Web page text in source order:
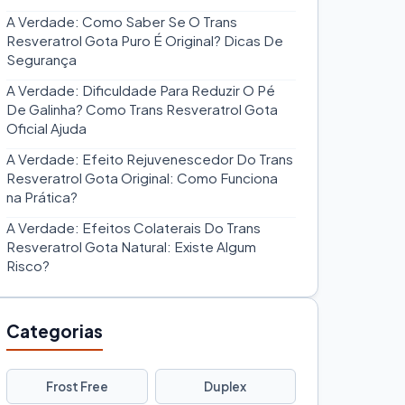
A Verdade: Como Saber Se O Trans
Resveratrol Gota Puro É Original? Dicas De
Segurança
A Verdade: Dificuldade Para Reduzir O Pé
De Galinha? Como Trans Resveratrol Gota
Oficial Ajuda
A Verdade: Efeito Rejuvenescedor Do Trans
Resveratrol Gota Original: Como Funciona
na Prática?
A Verdade: Efeitos Colaterais Do Trans
Resveratrol Gota Natural: Existe Algum
Risco?
Categorias
Frost Free Duplex